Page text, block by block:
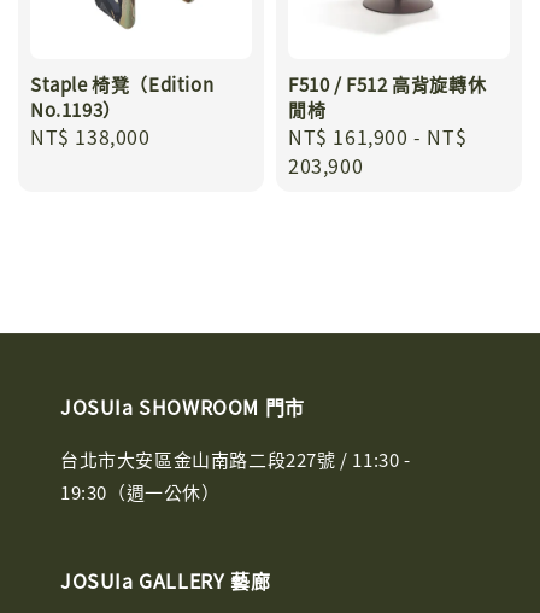
Staple 椅凳（Edition
No.1193）
Regular
NT$ 138,000
F510 / F512 高背旋轉休
閒椅
Regular
price
NT$ 161,900 - NT$
203,900
JOSUIa SHOWROOM 門市
台北市大安區金山南路二段227號 / 11:30 -
19:30（週一公休）
JOSUIa GALLERY 藝廊